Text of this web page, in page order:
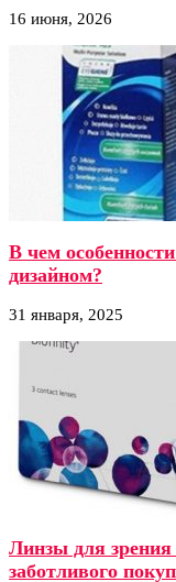
16 июня, 2026
В чем
дизайном?
31 января, 2025
Линзы для
заботливого